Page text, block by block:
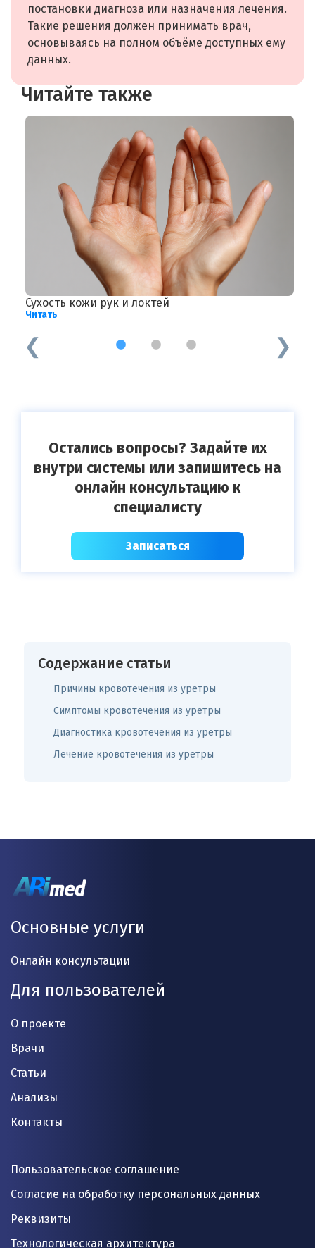
постановки диагноза или назначения лечения.
Такие решения должен принимать врач,
основываясь на полном объёме доступных ему
данных.
Читайте также
Сухость кожи рук и локтей
Читать
1 2 3
Остались вопросы? Задайте их
внутри системы или запишитесь на
онлайн консультацию к
специалисту
Записаться
Содержание статьи
Причины кровотечения из уретры
Симптомы кровотечения из уретры
Диагностика кровотечения из уретры
Лечение кровотечения из уретры
Основные услуги
Онлайн консультации
Для пользователей
О проекте
Врачи
Статьи
Анализы
Контакты
Пользовательское соглашение
Согласие на обработку персональных данных
Реквизиты
Технологическая архитектура